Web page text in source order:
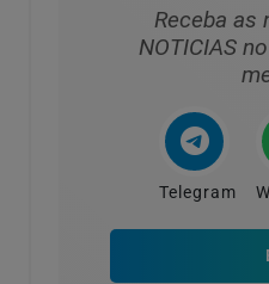
Receba as
NOTICIAS
Telegram